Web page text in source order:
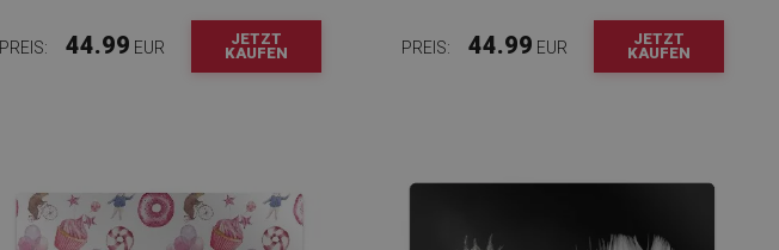
PREIS: 44.99 EUR
JETZT
KAUFEN
PREIS: 44.99 EUR
JETZT
KAUFEN